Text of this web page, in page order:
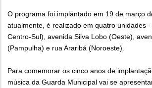
O programa foi implantado em 19 de março
atualmente, é realizado em quatro unidades
Centro-Sul), avenida Silva Lobo (Oeste),
(Pampulha) e rua Araribá (Noroeste).
Para comemorar os cinco anos de
música da Guarda Municipal vai se